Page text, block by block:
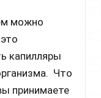
можно
капилляры
Что
принимаете